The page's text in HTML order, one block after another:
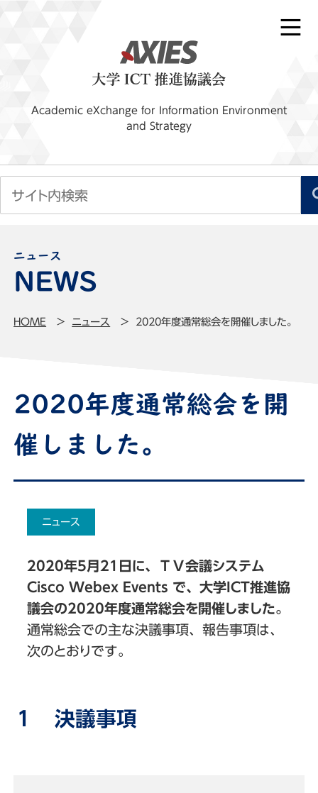
Academic eXchange for Information Environment
and Strategy
ニュース
HOME ニュース 2020年度通常総会を開催しました。
2020年度通常総会を開
催しました。
ニュース
2020年5月21日に、ＴＶ会議システム
Cisco Webex Events で、大学ICT推進協
議会の2020年度通常総会を開催しました。
通常総会での主な決議事項、報告事項は、
次のとおりです。
１ 決議事項